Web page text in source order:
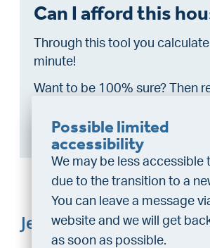
Can I afford this
Through this tool you
minute!
Want to be 100% sure? Then
here.
Do you want a better
chance at being
home?
Do the financing check and
“priority” allocation. As an
service, VLIEG Mortgages
Possible limited
accessibility
We may be less accessible
due to the transition to a
You can leave a message
website and we will get
as soon as possible.